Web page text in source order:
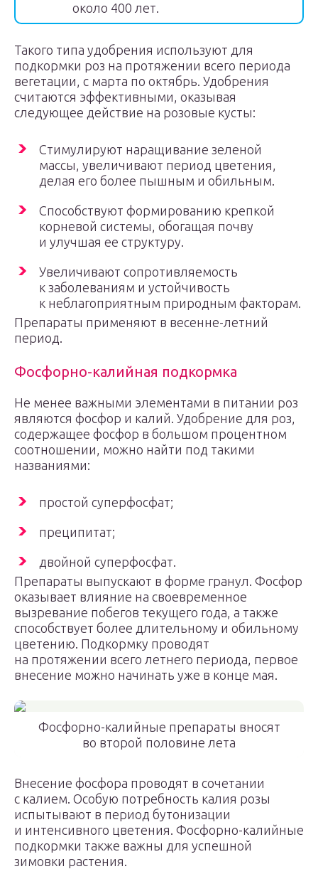
около 400 лет.
Такого типа удобрения используют для
подкормки роз на протяжении всего периода
вегетации, с марта по октябрь. Удобрения
считаются эффективными, оказывая
следующее действие на розовые кусты:
Стимулируют наращивание зеленой
массы, увеличивают период цветения,
делая его более пышным и обильным.
Способствуют формированию крепкой
корневой системы, обогащая почву
и улучшая ее структуру.
Увеличивают сопротивляемость
к заболеваниям и устойчивость
к неблагоприятным природным факторам.
Препараты применяют в весенне-летний
период.
Фосфорно-калийная подкормка
Не менее важными элементами в питании роз
являются фосфор и калий. Удобрение для роз,
содержащее фосфор в большом процентном
соотношении, можно найти под такими
названиями:
простой суперфосфат;
преципитат;
двойной суперфосфат.
Препараты выпускают в форме гранул. Фосфор
оказывает влияние на своевременное
вызревание побегов текущего года, а также
способствует более длительному и обильному
цветению. Подкормку проводят
на протяжении всего летнего периода, первое
внесение можно начинать уже в конце мая.
Фосфорно-калийные препараты вносят
во второй половине лета
Внесение фосфора проводят в сочетании
с калием. Особую потребность калия розы
испытывают в период бутонизации
и интенсивного цветения. Фосфорно-калийные
подкормки также важны для успешной
зимовки растения.